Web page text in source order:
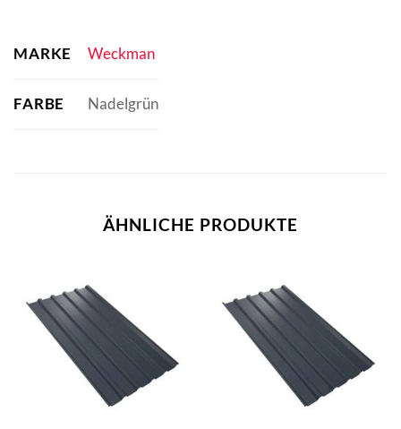
MARKE Weckman
FARBE Nadelgrün
ÄHNLICHE PRODUKTE